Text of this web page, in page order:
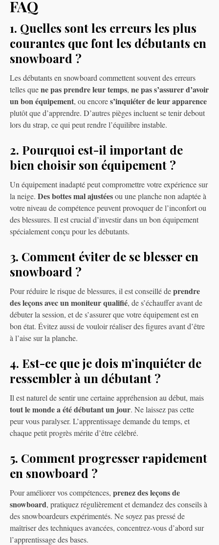
FAQ
1. Quelles sont les erreurs les plus
courantes que font les débutants en
snowboard ?
Les débutants en snowboard commettent souvent des erreurs
telles quene pas prendre leur temps, ne pas s’assurer d’avoir
un bon équipement, ou encores’inquiéter de leur apparence
plutôt que d’apprendre. D’autres pièges incluent se tenir debout
lors du strap, ce qui peut rendre l’équilibre instable.
2. Pourquoi est-il important de
bien choisir son équipement ?
Un équipement inadapté peut compromettre votre expérience sur
la neige. Des bottes mal ajustéesou une planche non adaptée à
votre niveau de compétence peuvent provoquer de l’inconfort ou
des blessures. Il est crucial d’investir dans un bon équipement
spécialement conçu pour les débutants.
3. Comment éviter de se blesser en
snowboard ?
Pour réduire le risque de blessures, il est conseillé deprendre
des leçons avec un moniteur qualifié, de s’échauffer avant de
débuter la session, et de s’assurer que votre équipement est en
bon état. Évitez aussi de vouloir réaliser des figures avant d’être
à l’aise sur la planche.
4. Est-ce que je dois m’inquiéter de
ressembler à un débutant ?
Il est naturel de sentir une certaine appréhension au début, mais
tout le monde a été débutant un jour. Ne laissez pas cette
peur vous paralyser. L’apprentissage demande du temps, et
chaque petit progrès mérite d’être célébré.
5. Comment progresser rapidement
en snowboard ?
Pour améliorer vos compétences, prenez des leçons de
snowboard, pratiquez régulièrement et demandez des conseils à
des snowboardeurs expérimentés. Ne soyez pas pressé de
maîtriser des techniques avancées, concentrez-vous d’abord sur
l’apprentissage des bases.